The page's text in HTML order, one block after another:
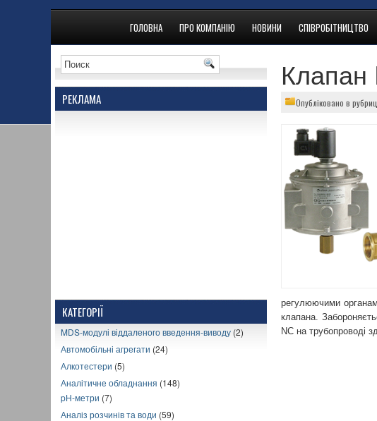
ГОЛОВНА ПРО КОМПАНІЮ НОВИНИ СПІВРОБІТНИЦТВО
РЕКЛАМА
КАТЕГОРІЇ
MDS-модулі віддаленого введення-виводу (2)
Автомобільні агрегати (24)
Алкотестери (5)
Аналітичне обладнання (148)
pH-метри (7)
Аналіз розчинів та води (59)
Клапан
Опубліковано в
регулюючими
клапана.
NC на трубопроводі